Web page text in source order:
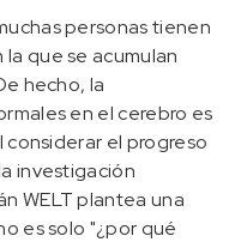
personas tienen
que se acumulan
hecho, la
en el cerebro es
el progreso
investigación
WELT plantea una
es solo "¿por qué